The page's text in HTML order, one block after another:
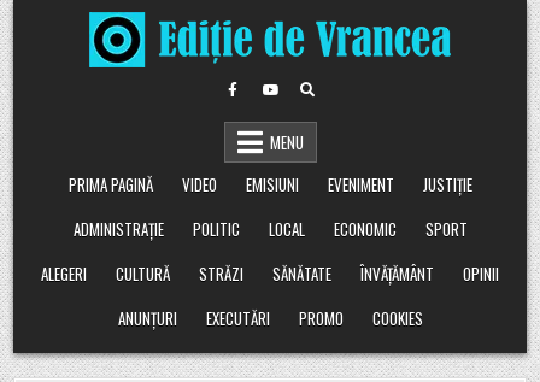
Skip
to
content
MENU
PRIMA PAGINĂ
VIDEO EMISIUNI EVENIMENT
JUSTIȚIE
ADMINISTRAȚIE
POLITIC LOCAL ECONOMIC
SPORT
ALEGERI
CULTURĂ STRĂZI SĂNĂTATE ÎNVĂȚĂMÂNT
OPINII
ANUNȚURI
EXECUTĂRI PROMO COOKIES